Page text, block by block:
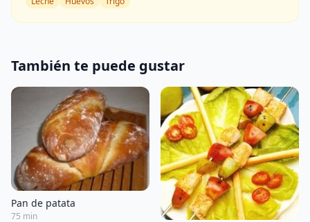
También te puede gustar
Pan de patata
75 min